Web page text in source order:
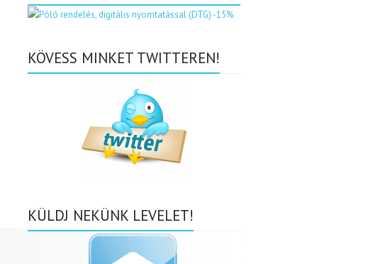
KÖVESS MINKET TWITTEREN!
KÜLDJ NEKÜNK LEVELET!